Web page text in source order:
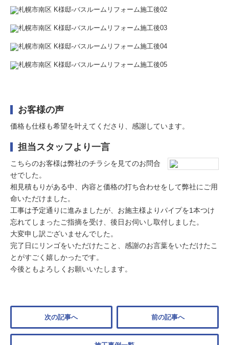
お客様の声
価格も仕様も希望を叶えてくださり、感謝しています。
担当スタッフより一言
こちらのお客様は弊社のチラシを見てのお問合
せでした。
相見積もりがある中、内容と価格の打ち合わせをして弊社にご用
命いただけました。
工事は予定通りに進みましたが、お施主様よりパイプを1本つけ
忘れてしまったご指摘を受け、後日お伺いし取付しました。
大変申し訳ございませんでした。
完了日にリンゴをいただけたこと、感謝のお言葉をいただけたこ
とがすごく嬉しかったです。
今後ともよろしくお願いいたします。
次の記事へ 前の記事へ